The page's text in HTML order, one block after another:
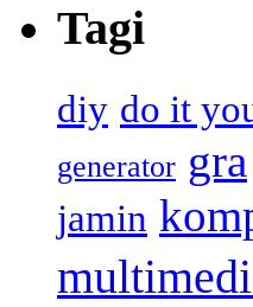
Tagi
diy do it
generator gra
jamin